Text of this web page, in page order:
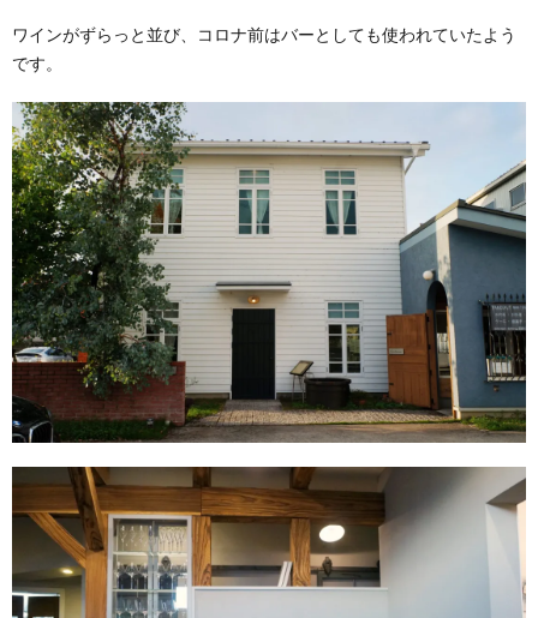
ワインがずらっと並び、コロナ前はバーとしても使われていたよう
です。